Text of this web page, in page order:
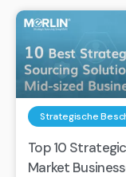
Strategische
Top 10
Market